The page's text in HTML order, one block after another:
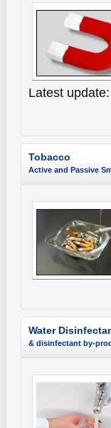
Latest
Tobacco
Active and Passive
Water
& disinfectant by-